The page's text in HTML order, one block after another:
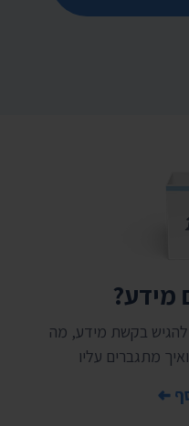
מידע?
להגיש בקשת מידע, מה
מתגברים עליו